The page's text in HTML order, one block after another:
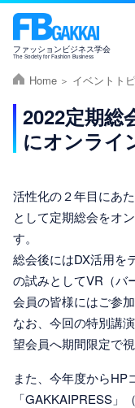
ファッションビジネス学会
The Society for Fashion Business
Home イベントト
2022定期総
にオンライ
活性化の２年目にあ
として定期総会をオ
す。
総会後にはDX活用を
の試みとしてVR（バ
会員の皆様にはご参
なお、今回の特別講
望会員へ期間限定で
また、今年度からHP
「GAKKAIPRESS」